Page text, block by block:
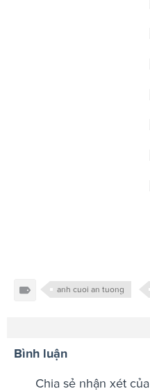
anh cuoi an tuong
Bình luận
Chia sẻ nhận xét